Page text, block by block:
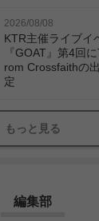
2026/08/08
KTR主催ライブイ
『GOAT』第4回
rom Crossfaithの
定
もっと見る
編集部